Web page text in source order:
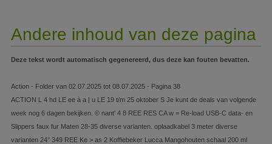
Andere inhoud van deze pagina
Deze tekst wordt automatisch gegenereerd, dus deze kan fouten bevatten.
Action - Folder van 02.07.2025 tot 08.07.2025 - Pagina 38
ACTION L 4 hd LE ee à a | u LE 19 t/m 25 oktober S Je kunt de deals van volgende
week nog 6 dagen bekijken. © nant' 4 8 REE RES CA w = Re-load USB-C data- en
Slippers faux fur Maten 28-35 diverse varianten. oplaadkabel 3 meter diverse
varianten 24° 349 REE Ke > as 2 Koffiebeker Lucca Mangohouten schaal 200 ml